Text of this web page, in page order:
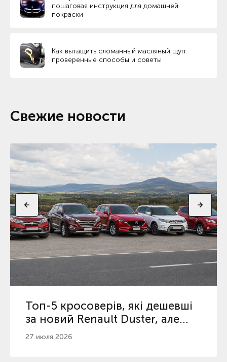
пошаговая инструкция для домашней
покраски
Как вытащить сломанный масляный щуп:
проверенные способы и советы
Свежие новости
Топ-5 кросоверів, які дешевші
за новий Renault Duster, але
кращі
27 июля 2026